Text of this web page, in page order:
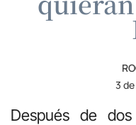
3
Después de